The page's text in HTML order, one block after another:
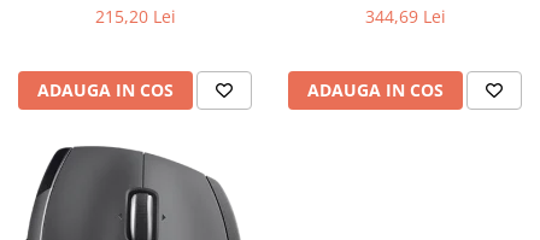
215,20 Lei
ADAUGA IN COS
344,69 Lei
ADAUGA IN COS